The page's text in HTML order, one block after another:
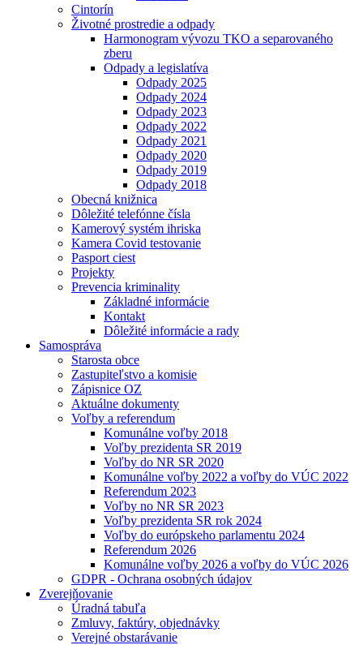
Cintorín
Životné prostredie a odpady
Harmonogram vývozu TKO a separovaného
zberu
Odpady a legislatíva
Odpady 2025
Odpady 2024
Odpady 2023
Odpady 2022
Odpady 2021
Odpady 2020
Odpady 2019
Odpady 2018
Obecná knižnica
Dôležité telefónne čísla
Kamerový systém ihriska
Kamera Covid testovanie
Pasport ciest
Projekty
Prevencia kriminality
Základné informácie
Kontakt
Dôležité informácie a rady
Samospráva
Starosta obce
Zastupiteľstvo a komisie
Zápisnice OZ
Aktuálne dokumenty
Voľby a referendum
Komunálne voľby 2018
Voľby prezidenta SR 2019
Voľby do NR SR 2020
Komunálne voľby 2022 a voľby do VÚC 2022
Referendum 2023
Voľby no NR SR 2023
Voľby prezidenta SR rok 2024
Voľby do európskeho parlamentu 2024
Referendum 2026
Komunálne voľby 2026 a voľby do VÚC 2026
GDPR - Ochrana osobných údajov
Zverejňovanie
Úradná tabuľa
Zmluvy, faktúry, objednávky
Verejné obstarávanie